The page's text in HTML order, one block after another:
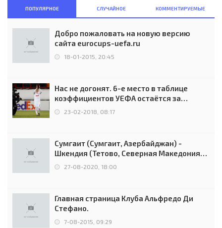
ПОПУЛЯРНОЕ СЛУЧАЙНОЕ КОММЕНТИРУЕМЫЕ
Добро пожаловать на новую версию
сайта eurocups-uefa.ru
18-01-2015, 20:45
Нас не догонят. 6-е место в таблице
коэффициентов УЕФА остаётся за
Россией
23-02-2018, 08:17
Сумгаит (Сумгаит, Азербайджан) -
Шкендия (Тетово, Северная Македония) -
0:2 (0:0)
27-08-2020, 18:00
Главная страница Клуба Альфредо Ди
Стефано.
7-08-2015, 09:29